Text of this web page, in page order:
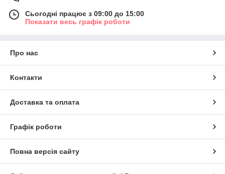
Сьогодні працює з 09:00 до 15:00
Показати весь графік роботи
Про нас
Контакти
Доставка та оплата
Графік роботи
Повна версія сайту